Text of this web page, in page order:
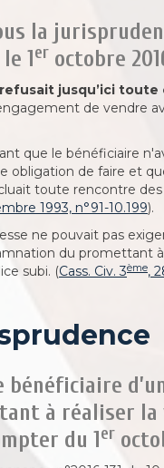
la
1er octobre
jusqu’ici
de vendre
que le bénéficiaire
de faire et
toute rencontre
1993, n°91-10.199).
ne pouvait pas
du promettant
subi. (Cass. Civ. 3ème,
à réaliser la
du 1er